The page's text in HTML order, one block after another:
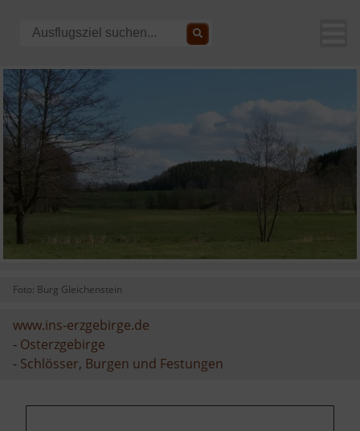
Foto: Burg Gleichenstein
www.ins-erzgebirge.de
- Osterzgebirge
- Schlösser, Burgen und Festungen